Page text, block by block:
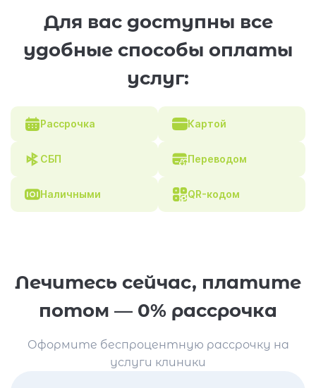
Для вас доступны все
удобные способы оплаты
услуг:
Рассрочка Картой
СБП Переводом
Наличными QR-кодом
Лечитесь сейчас, платите
потом — 0% рассрочка
Оформите беспроцентную рассрочку на
услуги клиники